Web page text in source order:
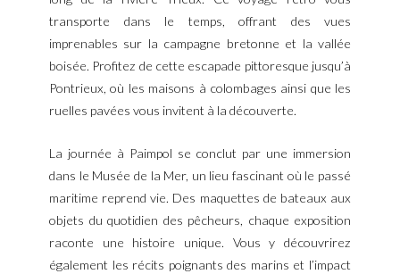
transporte dans le temps, offrant des vues
imprenables sur la campagne bretonne et la vallée
boisée. Profitez de cette escapade pittoresque jusqu’à
Pontrieux, où les maisons à colombages ainsi que les
ruelles pavées vous invitent à la découverte.
La journée à Paimpol se conclut par une immersion
dans le Musée de la Mer, un lieu fascinant où le passé
maritime reprend vie. Des maquettes de bateaux aux
objets du quotidien des pêcheurs, chaque exposition
raconte une histoire unique. Vous y découvrirez
également les récits poignants des marins et l’impact